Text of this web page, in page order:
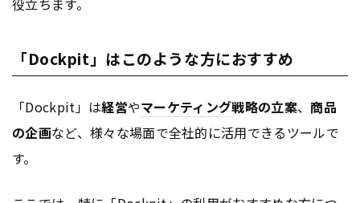
「Dockpit」はこのような方におすすめ
「Dockpit」は経営やマーケティング戦略の立案、 商品
の企画など、様々な場面で全社的に活用できるツールで
す。